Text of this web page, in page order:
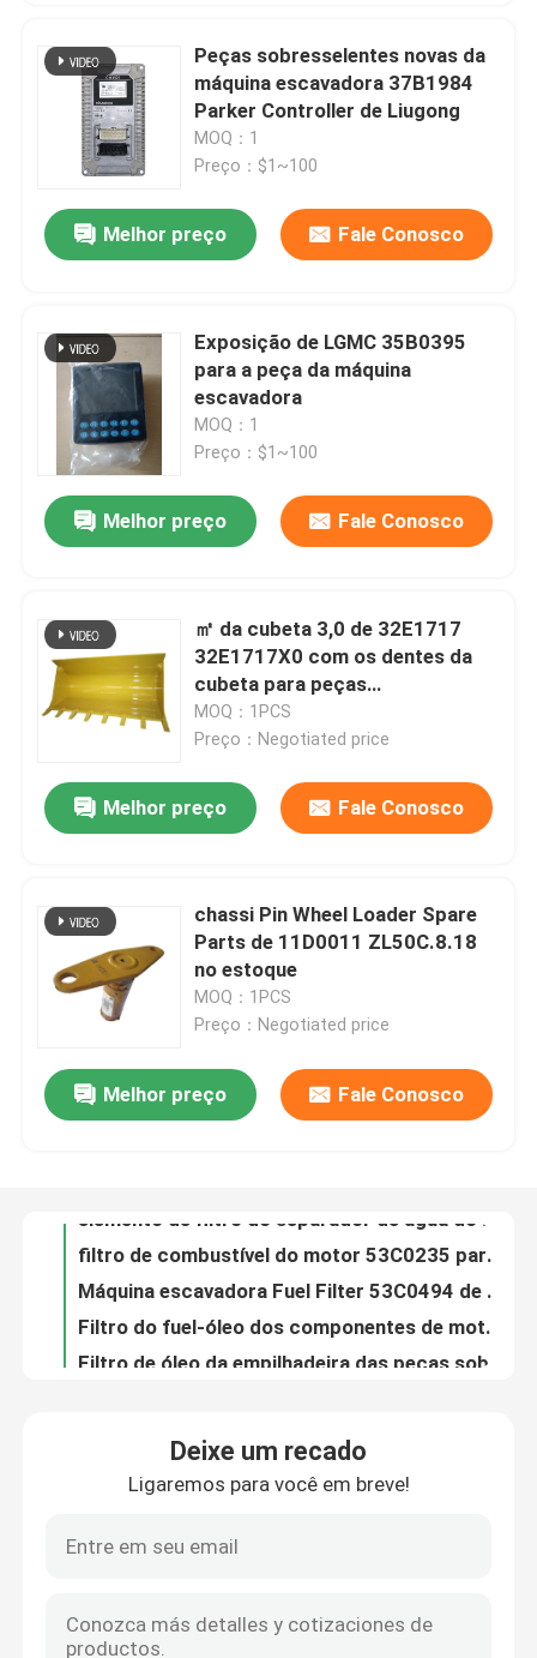
Casa
Vídeos
Excursão da fábrica
Controle da qualidade
Blogue
Peças sobresselentes novas da
máquina escavadora 37B1984
Parker Controller de Liugong
MOQ：1
Preço：$1~100
Melhor preço Fale Conosco
Exposição de LGMC 35B0395
para a peça da máquina
escavadora
MOQ：1
Preço：$1~100
Melhor preço Fale Conosco
㎡ da cubeta 3,0 de 32E1717
32E1717X0 com os dentes da
cubeta para peças
sobresselentes do carregador
da roda
MOQ：1PCS
Preço：Negotiated price
Melhor preço Fale Conosco
chassi Pin Wheel Loader Spare
Parts de 11D0011 ZL50C.8.18
no estoque
MOQ：1PCS
Preço：Negotiated price
Melhor preço Fale Conosco
Anti piloto Filter Element das peças sobresselentes 53C0250 do motor diesel da oxidação
Deixe um recado
Ligaremos para você em breve!